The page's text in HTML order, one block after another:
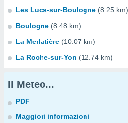
Les Lucs-sur-Boulogne (8.25 km)
Boulogne (8.48 km)
La Merlatière (10.07 km)
La Roche-sur-Yon (12.74 km)
Il Meteo...
PDF
Maggiori informazioni